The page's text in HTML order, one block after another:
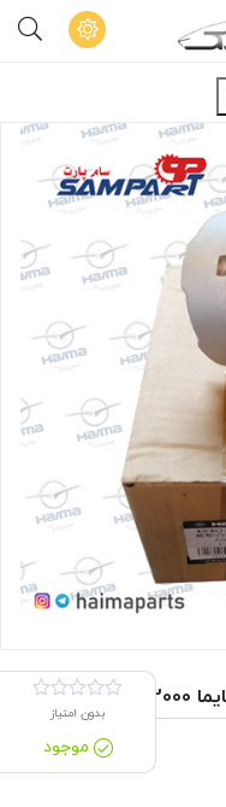
بدون امتیاز
موجود